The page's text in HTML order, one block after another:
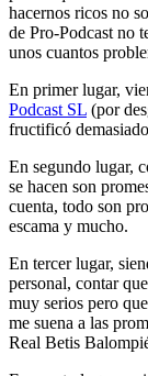
hacernos ricos no
de Pro-Podcast no
unos cuantos
En primer lugar,
Podcast SL (por
fructificó
En segundo lugar,
se hacen son
cuenta, todo son
escama y mucho.
En tercer lugar,
personal, contar
muy serios pero
me suena a las
Real Betis